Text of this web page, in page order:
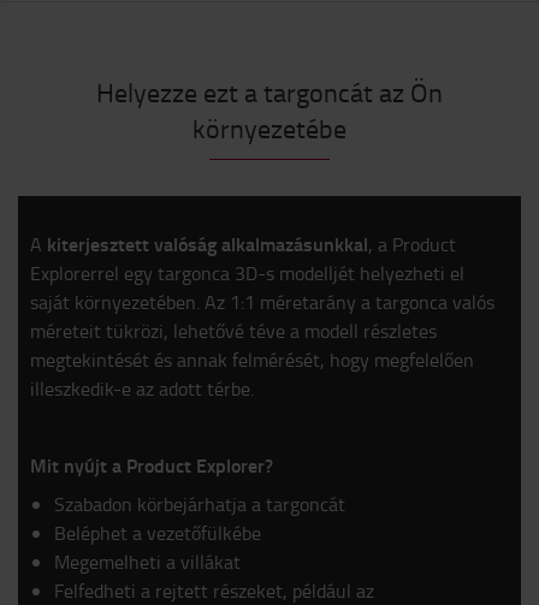
Helyezze ezt a targoncát az Ön
környezetébe
A kiterjesztett valóság alkalmazásunkkal, a Product
Explorerrel egy targonca 3D-s modelljét helyezheti el
saját környezetében. Az 1:1 méretarány a targonca valós
méreteit tükrözi, lehetővé téve a modell részletes
megtekintését és annak felmérését, hogy megfelelően
illeszkedik-e az adott térbe.
Mit nyújt a Product Explorer?
Szabadon körbejárhatja a targoncát
Beléphet a vezetőfülkébe
Megemelheti a villákat
Felfedheti a rejtett részeket, például az